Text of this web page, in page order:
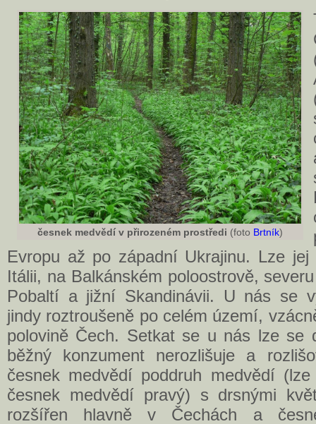
česnek medvědí v přirozeném prostředi (foto Brtník)
Evropu až po západní Ukrajinu. Lze
Itálii, na Balkánském poloostrově,
Pobaltí a jižní Skandinávii. U nás se
jindy roztroušeně po celém území,
polovině Čech. Setkat se u nás lze se
běžný konzument nerozlišuje a
česnek medvědí poddruh medvědí
česnek medvědí pravý) s drsnými
rozšířen hlavně v Čechách a